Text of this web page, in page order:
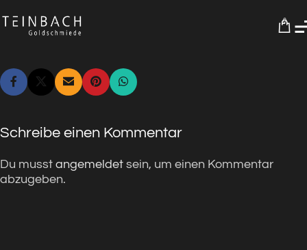
0
Schreibe einen Kommentar
Du musst angemeldet sein, um einen Kommentar
abzugeben.